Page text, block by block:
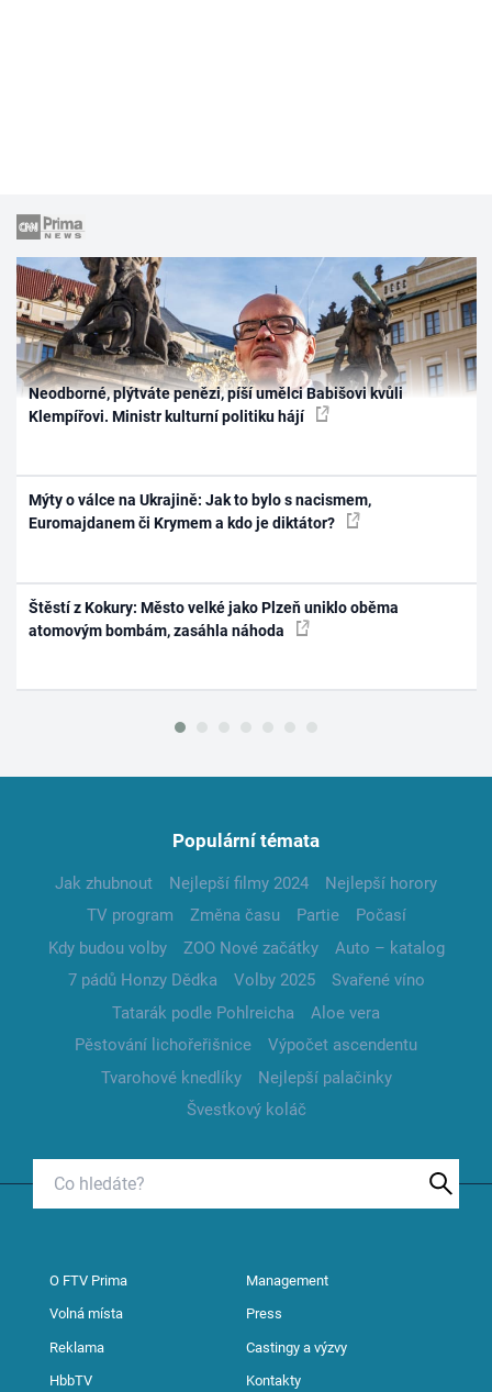
Neodborné, plýtváte penězi, píší umělci Babišovi kvůli
Klempířovi. Ministr kulturní politiku hájí
Mýty o válce na Ukrajině: Jak to bylo s nacismem,
Euromajdanem či Krymem a kdo je diktátor?
Štěstí z Kokury: Město velké jako Plzeň uniklo oběma
atomovým bombám, zasáhla náhoda
Populární témata
Jak zhubnout Nejlepší filmy 2024
Nejlepší horory
TV program
Změna času Partie
Počasí
Kdy budou volby
ZOO Nové začátky
Auto – katalog
7 pádů Honzy Dědka
Volby 2025
Svařené víno
Tatarák podle Pohlreicha
Aloe vera
Pěstování lichořeřišnice
Výpočet ascendentu
Tvarohové knedlíky
Nejlepší palačinky
Švestkový koláč
O FTV Prima Management
Volná místa Press
Reklama Castingy a výzvy
HbbTV Kontakty